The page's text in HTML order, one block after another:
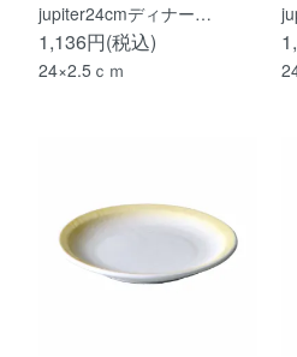
jupiter24cmディナー…
1,136円(税込)
24×2.5ｃｍ